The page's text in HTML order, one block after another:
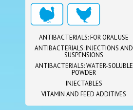
ANTIBACTERIALS: FOR ORAL USE
ANTIBACTERIALS: INJECTIONS AND
SUSPENSIONS
ANTIBACTERIALS: WATER-SOLUBLE
POWDER
INJECTABLES
VITAMIN AND FEED ADDITIVES